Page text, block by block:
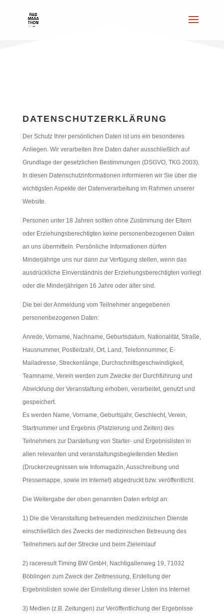
DATENSCHUTZERKLÄRUNG
Der Schutz Ihrer persönlichen Daten ist uns ein besonderes
Anliegen. Wir verarbeiten Ihre Daten daher ausschließlich auf
Grundlage der gesetzlichen Bestimmungen (DSGVO, TKG 2003).
In diesen Datenschutzinformationen informieren wir Sie über die
wichtigsten Aspekte der Datenverarbeitung im Rahmen unserer
Website.
Personen unter 18 Jahren sollten ohne Zustimmung der Eltern
oder Erziehungsberechtigten keine personenbezogenen Daten
an uns übermitteln. Persönliche Informationen dürfen
Minderjährige uns nur dann zur Verfügung stellen, wenn das
ausdrückliche Einverständnis der Erziehungsberechtigten vorliegt
oder die Minderjährigen 16 Jahre oder älter sind.
Die bei der Anmeldung vom Teilnehmer angegebenen
personenbezogenen Daten:
Anrede, Vorname, Nachname, Geburtsdatum, Nationalität, Straße,
Hausnummer, Postleitzahl, Ort, Land, Telefonnummer, E-
Mailadresse, Streckenlänge, Durchschnittsgeschwindigkeit,
Teamname, Verein werden zum Zwecke der Durchführung und
Abwicklung der Veranstaltung erhoben, verarbeitet, genutzt und
gespeichert.
Es werden Name, Vorname, Geburtsjahr, Geschlecht, Verein,
Startnummer und Ergebnis (Platzierung und Zeiten) des
Teilnehmers zur Darstellung von Starter- und Ergebnislisten in
allen relevanten und veranstaltungsbegleitenden Medien
(Druckerzeugnissen wie Infomagazin, Ausschreibung und
Pressemappe, sowie im Internet) abgedruckt bzw. veröffentlicht.
Die Weitergabe der oben genannten Daten erfolgt an:
1) Die die Veranstaltung betreuenden medizinischen Dienste
einschließlich des Zwecks der medizinischen Betreuung des
Teilnehmers auf der Strecke und beim Zieleinlauf
2) raceresult Timing BW GmbH, Nachtigallenweg 19, 71032
Böblingen zum Zweck der Zeitmessung, Erstellung der
Ergebnislisten sowie der Einstellung dieser Listen ins Internet
3) Medien (z.B. Zeitungen) zur Veröffentlichung der Ergebnisse